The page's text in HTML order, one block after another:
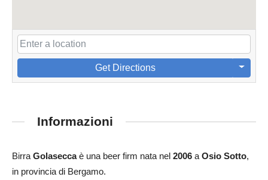
Get Directions
Informazioni
Birra Golaseccaè una beer firm nata nel 2006 a Osio Sotto,
in provincia di Bergamo.